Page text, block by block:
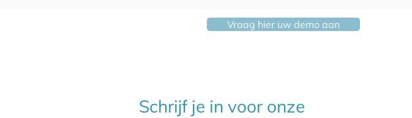
Vraag hier uw demo aan
Schrijf je in voor onze